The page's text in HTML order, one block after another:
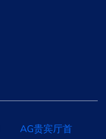
AG贵宾厅首